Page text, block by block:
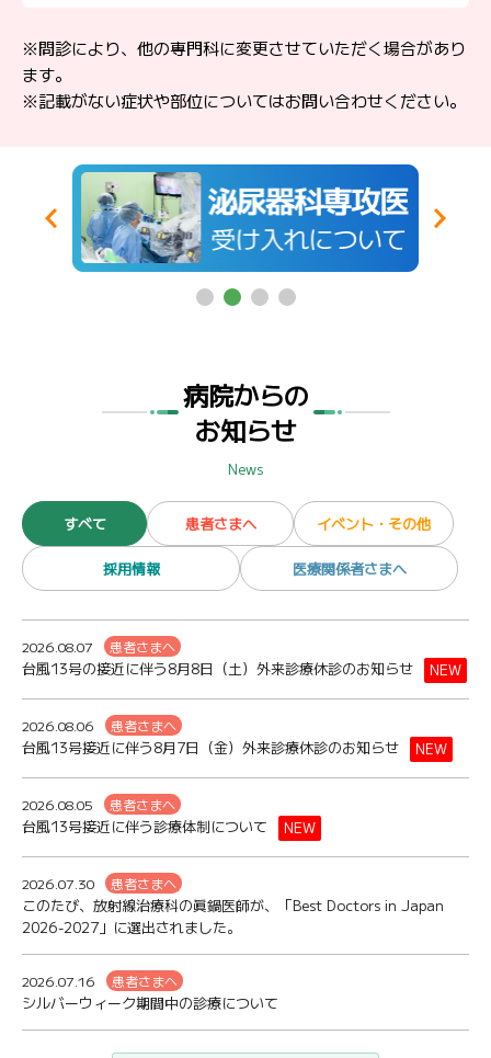
※問診により、他の専門科に変更させていただく場合があり
ます。
※記載がない症状や部位についてはお問い合わせください。
病院からの
お知らせ
News
すべて 患者さまへ イベント・その他
採用情報 医療関係者さまへ
2026.08.07 患者さまへ
台風13号の接近に伴う8月8日（土）外来診療休診のお知らせ NEW
2026.08.06 患者さまへ
台風13号接近に伴う8月7日（金）外来診療休診のお知らせ NEW
2026.08.05 患者さまへ
台風13号接近に伴う診療体制について NEW
2026.07.30 患者さまへ
このたび、放射線治療科の眞鍋医師が、「Best Doctors in Japan
2026-2027」に選出されました。
2026.07.16 患者さまへ
シルバーウィーク期間中の診療について